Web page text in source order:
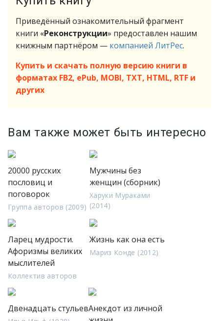
Приведённый ознакомительный фрагмент
книги «Реконструкции» предоставлен нашим
книжным партнёром — компанией ЛитРес.
Купить и скачать полную версию книги в
форматах FB2, ePub, MOBI, TXT, HTML, RTF и
других
Вам также может быть интересно
20000 русских
пословиц и
поговорок
Группа авторов (2009)
Мужчины без
женщин (сборник)
Харуки Мураками
(2014)
Ларец мудрости.
Афоризмы великих
мыслителей
Коллектив авторов
Жизнь как она есть
Мариз Конде (2012)
Двенадцать стульевАнекдот из личной